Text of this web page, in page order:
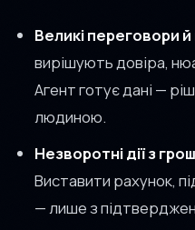
Великі переговори й
вирішують довіра,
Агент готує дані —
людиною.
Незворотні дії з
Виставити рахунок,
— лише з